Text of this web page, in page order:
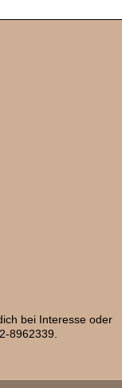
bei Interesse oder
8962339.